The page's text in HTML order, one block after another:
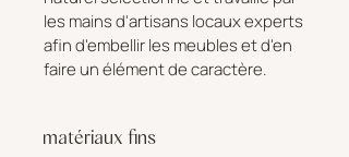
les mains d'artisans locaux experts
afin d'embellir les meubles et d'en
faire un élément de caractère.
matériaux fins